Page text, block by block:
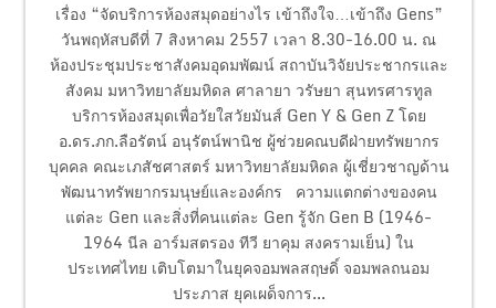
เรื่อง “จัดบริการห้องสมุดอย่างไร เข้าถึงใจ…เข้าถึง Gens”
วันพฤหัสบดีที่ 7 สิงหาคม 2557 เวลา 8.30-16.00 น. ณ
ห้องประชุมประชาสังคมอุดมพัฒน์ สถาบันวิจัยประชากรและ
สังคม มหาวิทยาลัยมหิดล ศาลายา วรัษยา สุนทรศารทูล
บริการห้องสมุดเพื่อวัยใสวัยมันส์ Gen Y & Gen Z โดย
อ.ดร.ภก.ลือรัตน์ อนุรัตน์พานิช ผู้ช่วยคณบดีฝ่ายทรัพยากร
บุคคล คณะเภสัชศาสตร์ มหาวิทยาลัยมหิดล ผู้เชี่ยวชาญด้าน
พัฒนาทรัพยากรมนุษย์และองค์กร ความแตกต่างของคน
แต่ละ Gen และสิ่งที่คนแต่ละ Gen รู้จัก Gen B (1946-
1964 นีล อาร์มสตรอง ทีวี ยาคุม สงครามเย็น) ใน
ประเทศไทย เติบโตมาในยุคจอมพลสฤษดิ์ จอมพลถนอม
ประภาส ยุคเผด็จการ...